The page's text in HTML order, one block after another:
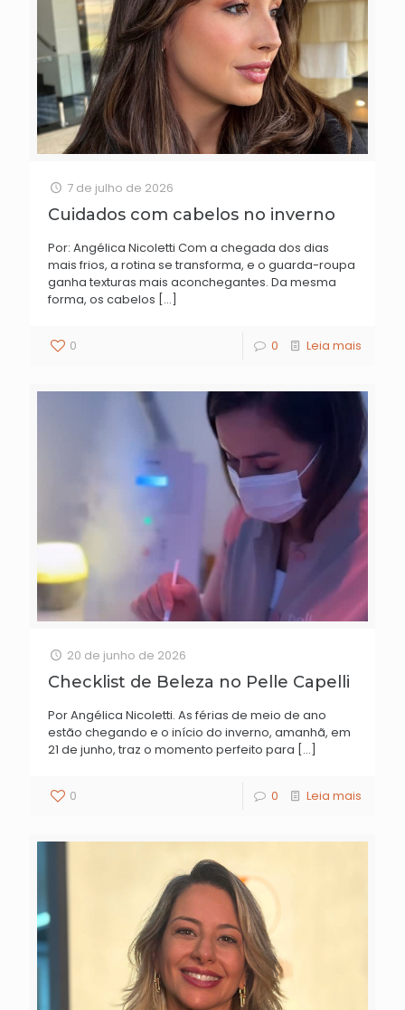
7 de julho de 2026
Cuidados com cabelos no inverno
Por: Angélica Nicoletti ​Com a chegada dos dias
mais frios, a rotina se transforma, e o guarda-roupa
ganha texturas mais aconchegantes. Da mesma
forma, os cabelos […]
0 0 Leia mais
20 de junho de 2026
Checklist de Beleza no Pelle Capelli
Por Angélica Nicoletti. As férias de meio de ano
estão chegando e o início do inverno, amanhã, em
21 de junho, traz o momento perfeito para […]
0 0 Leia mais